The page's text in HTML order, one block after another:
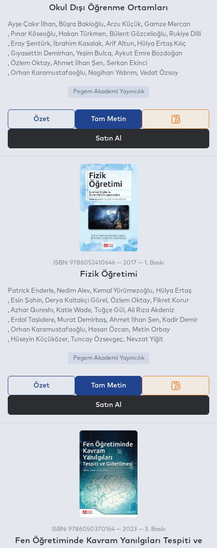
Okul Dışı Öğrenme Ortamları
Ayşe Çakır İlhan Büşra Bakioğlu Arzu Küçük
Gamze Mercan
Pınar Köseoğlu
Hakan Türkmen Bülent Gözcelioğlu
Rukiye Dilli
Eray Şentürk
İbrahim Kasalak Arif Altun
Hülya Ertaş Kılıç
Gıyasettin Demirhan
Yeşim Bulca
Aykut Emre Bozdoğan
Özlem Oktay Ahmet İlhan Şen
Serkan Ekinci
Orhan Karamustafaoğlu
Nagihan Yıldırım Vedat Özsoy
Pegem Akademi Yayıncılık
Özet Tam Metin
Satın Al
ISBN: 9786052410646 — 2017 — 1. Baskı
Fizik Öğretimi
Patrick Enderle Nedim Alev Kemal Yürümezoğlu
Hülya Ertaş
Esin Şahin
Derya Kaltakçı Gürel Özlem Oktay
Fikret Korur
Azhar Qureshı
Katie Wade Tuğçe Gül
Ali Rıza Akdeniz
Erdal Taşlıdere
Murat Demirbaş Ahmet İlhan Şen
Kadir Demir
Orhan Karamustafaoğlu
Hasan Özcan
Metin Orbay
Hüseyin Küçüközer
Tuncay Özsevgeç Nevzat Yiğit
Pegem Akademi Yayıncılık
Özet Tam Metin
Satın Al
ISBN: 9786050370164 — 2023 — 3. Baskı
Fen Öğretiminde Kavram Yanılgıları Tespiti ve